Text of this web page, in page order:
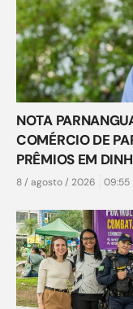
NOTA
COMÉRCIO DE
PRÊMIOS EM
8 / agosto / 2026 09:55